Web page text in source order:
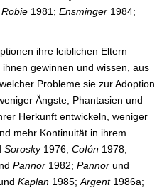
Robie 1981; Ensminger 1984;
ihre leiblichen Eltern
gewinnen und wissen, aus
Probleme sie zur Adoption
Ängste, Phantasien und
Herkunft entwickeln, weniger
mehr Kontinuität in ihrem
Sorosky 1976; CoIón 1978;
Pannor 1982; Pannor und
Kaplan 1985; Argent 1986a;